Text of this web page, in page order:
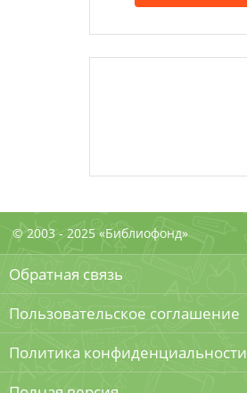
© 2003 - 2025 «Библиофонд»
Обратная связь
Пользовательское соглашение
Политика конфиденциальности